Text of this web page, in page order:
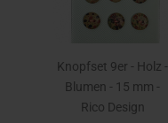
Knopfset 9er - Holz -
Blumen - 15 mm -
Rico Design